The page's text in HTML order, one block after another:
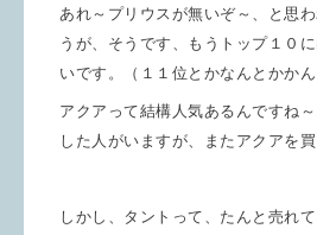
あれ～プリウスが無いぞ～、と思
うが、そうです、もうトップ１０
いです。（１１位とかなんとかかん
アクアって結構人気あるんですね
した人がいますが、またアクアを買
しかし、タントって、たんと売れ